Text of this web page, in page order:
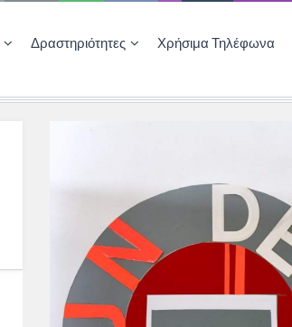
Δραστηριότητες Χρήσιμα Τηλέφωνα